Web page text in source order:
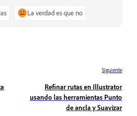
La verdad es que no
Siguiente
Refinar rutas en Illustrator
usando las herramientas Punto
de ancla y Suavizar